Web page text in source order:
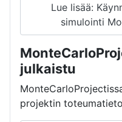
Lue lisää:
simulointi
julkaistu
projektin